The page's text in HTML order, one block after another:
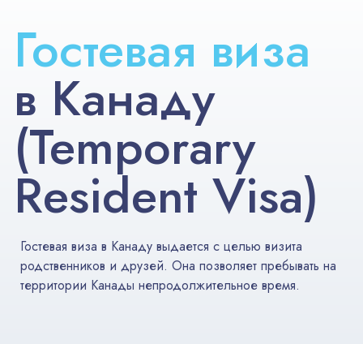
Гостевая виза
в Канаду
(Temporary
Resident Visa)
Гостевая виза в Канаду выдается с целью визита
родственников и друзей. Она позволяет пребывать на
территории Канады непродолжительное время.